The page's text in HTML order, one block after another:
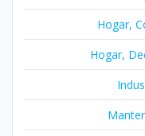
Hogar,
Hogar,